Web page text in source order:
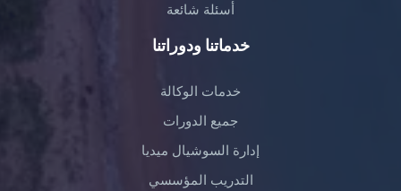
أسئلة شائعة
خدماتنا ودوراتنا
خدمات الوكالة
جميع الدورات
إدارة السوشيال ميديا
التدريب المؤسسي